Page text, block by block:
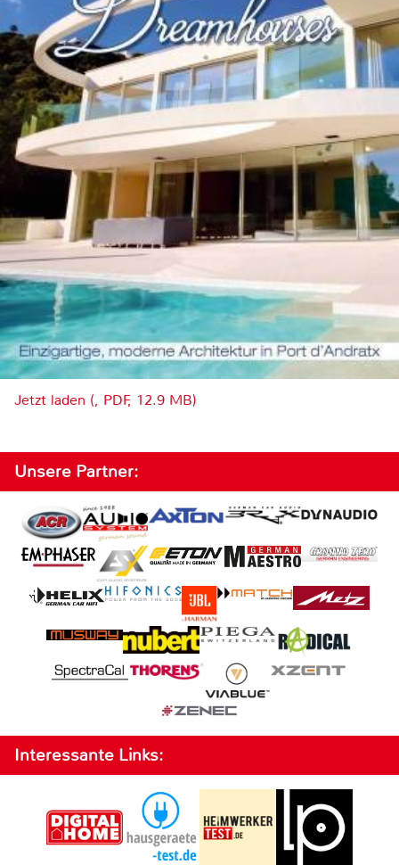
Jetzt laden (, PDF, 12.9 MB)
Unsere Partner:
Interessante Links: